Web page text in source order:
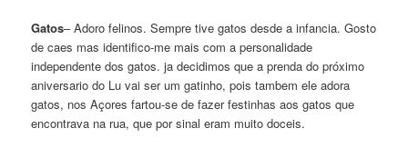
Gatos– Adoro felinos. Sempre tive gatos desde a infancia. Gosto
de caes mas identifico-me mais com a personalidade
independente dos gatos. ja decidimos que a prenda do próximo
aniversario do Lu vai ser um gatinho, pois tambem ele adora
gatos, nos Açores fartou-se de fazer festinhas aos gatos que
encontrava na rua, que por sinal eram muito doceis.